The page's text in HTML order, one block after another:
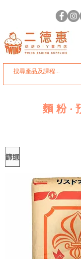
麵粉‧
篩選